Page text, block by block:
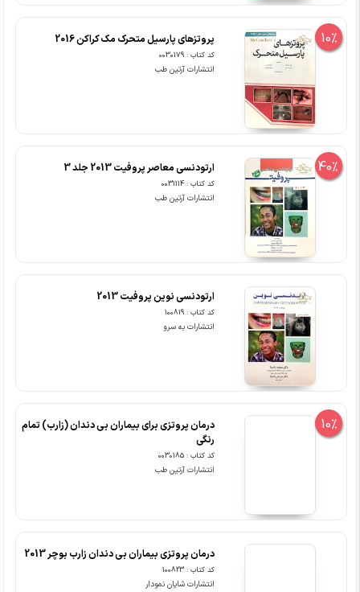
10% پروتزهای پارسیل متحرک مک کراکن 2016
کد کتاب : 0030179
انتشارات آرتین طب
40% ارتودنسی معاصر پروفیت 2013 جلد 3
کد کتاب : 0031114
انتشارات آرتین طب
ارتودنسی نوین پروفیت 2013
کد کتاب : 100819
انتشارات به سرو
10%
درمان پروتزی برای بیماران بی دندان (زارب) تمام
رنگی
کد کتاب : 0030185
انتشارات آرتین طب
درمان پروتزی بیماران بی دندان زارب بوچر 2013
کد کتاب : 100823
انتشارات شایان نمودار